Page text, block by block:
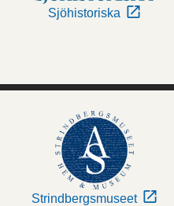
Sjöhistoriska
Strindbergsmuseet